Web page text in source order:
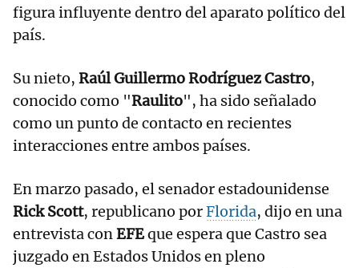
figura influyente dentro del aparato político del
país.
Su nieto, Raúl Guillermo Rodríguez Castro,
conocido como "Raulito", ha sido señalado
como un punto de contacto en recientes
interacciones entre ambos países.
En marzo pasado, el senador estadounidense
Rick Scott, republicano porFlorida, dijo en una
entrevista conEFEque espera que Castro sea
juzgado en Estados Unidos en pleno